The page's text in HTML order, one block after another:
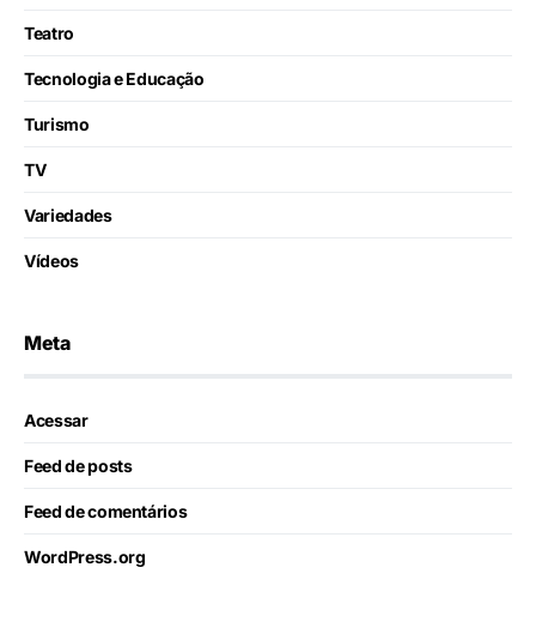
Teatro
Tecnologia e Educação
Turismo
TV
Variedades
Vídeos
Meta
Acessar
Feed de posts
Feed de comentários
WordPress.org